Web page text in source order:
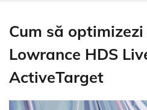
Cum să
Lowrance HDS
ActiveTarget